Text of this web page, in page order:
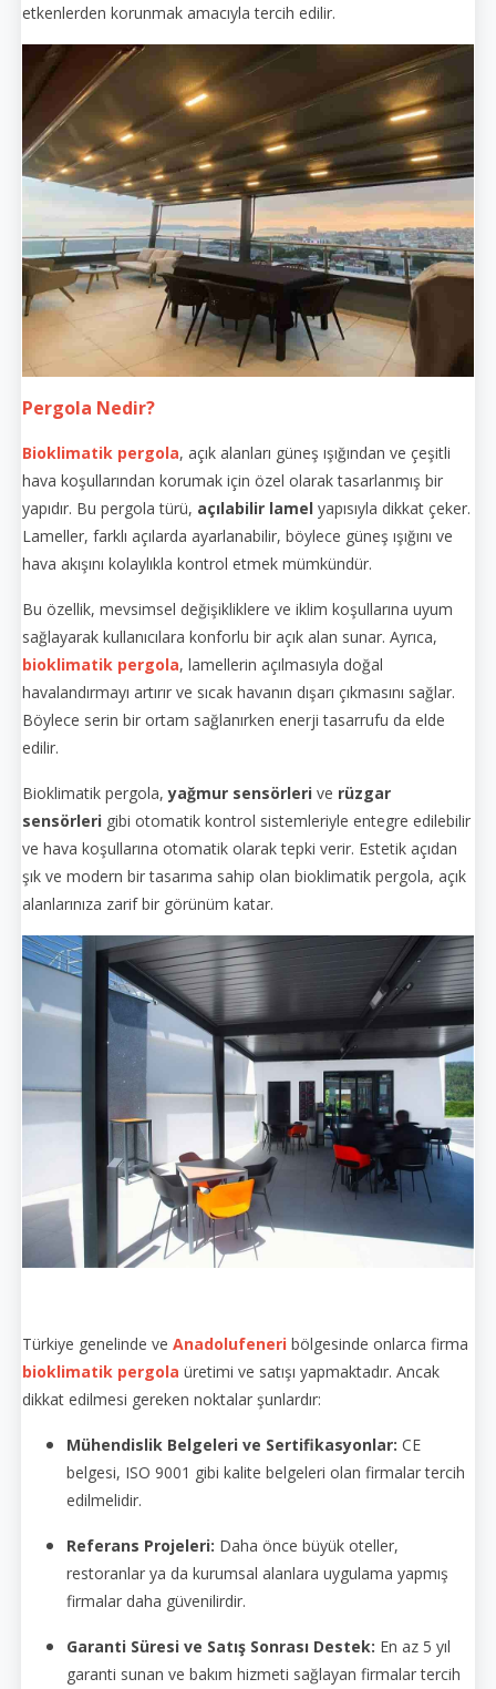
etkenlerden korunmak amacıyla tercih edilir.
Pergola Nedir?
Bioklimatik pergola, açık alanları güneş ışığından ve çeşitli
hava koşullarından korumak için özel olarak tasarlanmış bir
yapıdır. Bu pergola türü, açılabilir lamel yapısıyla dikkat çeker.
Lameller, farklı açılarda ayarlanabilir, böylece güneş ışığını ve
hava akışını kolaylıkla kontrol etmek mümkündür.
Bu özellik, mevsimsel değişikliklere ve iklim koşullarına uyum
sağlayarak kullanıcılara konforlu bir açık alan sunar. Ayrıca,
bioklimatik pergola, lamellerin açılmasıyla doğal
havalandırmayı artırır ve sıcak havanın dışarı çıkmasını sağlar.
Böylece serin bir ortam sağlanırken enerji tasarrufu da elde
edilir.
Bioklimatik pergola,yağmur sensörleri ve rüzgar
sensörleri gibi otomatik kontrol sistemleriyle entegre edilebilir
ve hava koşullarına otomatik olarak tepki verir. Estetik açıdan
şık ve modern bir tasarıma sahip olan bioklimatik pergola, açık
alanlarınıza zarif bir görünüm katar.
Türkiye genelinde ve Anadolufeneri bölgesinde onlarca firma
bioklimatik pergola üretimi ve satışı yapmaktadır. Ancak
dikkat edilmesi gereken noktalar şunlardır:
Mühendislik Belgeleri ve Sertifikasyonlar: CE
belgesi, ISO 9001 gibi kalite belgeleri olan firmalar tercih
edilmelidir.
Referans Projeleri: Daha önce büyük oteller,
restoranlar ya da kurumsal alanlara uygulama yapmış
firmalar daha güvenilirdir.
Garanti Süresi ve Satış Sonrası Destek: En az 5 yıl
garanti sunan ve bakım hizmeti sağlayan firmalar tercih